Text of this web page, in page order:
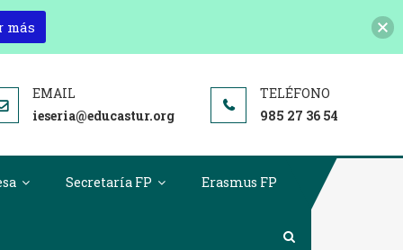
ieseria@educastur.org 985 27 36 54
Secretaría FP Erasmus FP
más